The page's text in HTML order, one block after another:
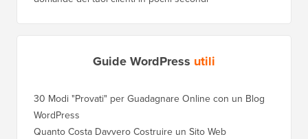
Guide WordPress utili
30 Modi "Provati" per Guadagnare Online con un Blog
WordPress
Quanto Costa Davvero Costruire un Sito Web